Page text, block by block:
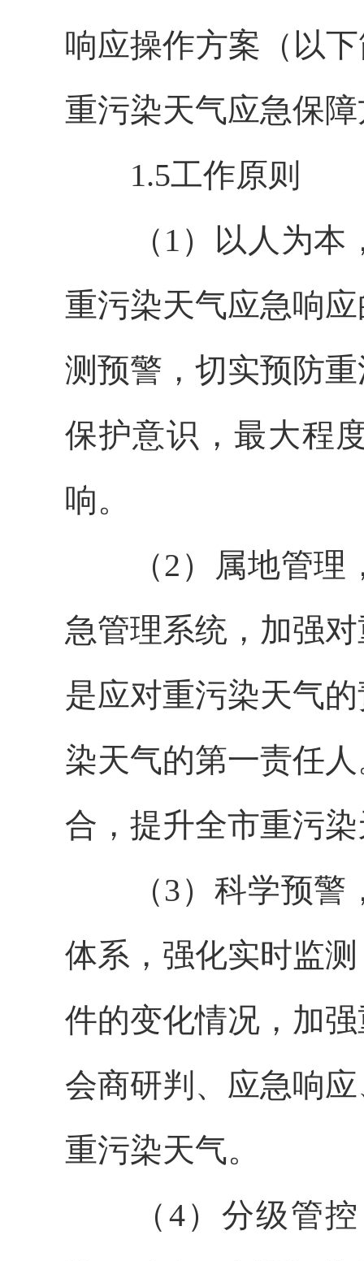
响应操作方案（以
重污染天气应急保
1.5工作原则
（1）以人为本，
重污染天气应急响
测预警，切实预防
保护意识，最大程
响。
（2）属地管理，
急管理系统，加强
是应对重污染天气
染天气的第一责任
合，提升全市重污
（3）科学预警，
体系，强化实时监
件的变化情况，加
会商研判、应急响
重污染天气。
（4）分级管控